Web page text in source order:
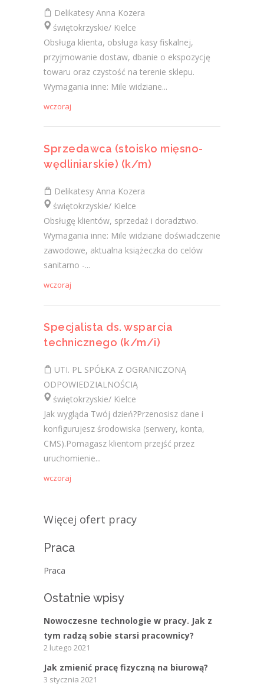
Delikatesy Anna Kozera
świętokrzyskie/ Kielce
Obsługa klienta, obsługa kasy fiskalnej,
przyjmowanie dostaw, dbanie o ekspozycję
towaru oraz czystość na terenie sklepu.
Wymagania inne: Mile widziane...
wczoraj
Sprzedawca (stoisko mięsno-
wędliniarskie) (k/m)
Delikatesy Anna Kozera
świętokrzyskie/ Kielce
Obsługę klientów, sprzedaż i doradztwo.
Wymagania inne: Mile widziane doświadczenie
zawodowe, aktualna książeczka do celów
sanitarno -...
wczoraj
Specjalista ds. wsparcia
technicznego (k/m/i)
UTI. PL SPÓŁKA Z OGRANICZONĄ
ODPOWIEDZIALNOŚCIĄ
świętokrzyskie/ Kielce
Jak wygląda Twój dzień?Przenosisz dane i
konfigurujesz środowiska (serwery, konta,
CMS).Pomagasz klientom przejść przez
uruchomienie...
wczoraj
Więcej ofert pracy
Praca
Praca
Ostatnie wpisy
Nowoczesne technologie w pracy. Jak z
tym radzą sobie starsi pracownicy?
2 lutego 2021
Jak zmienić pracę fizyczną na biurową?
3 stycznia 2021